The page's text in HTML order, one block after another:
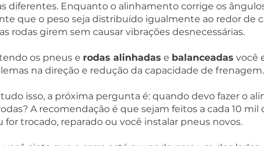
diferentes. Enquanto o alinhamento corrige os
que o peso seja distribuído igualmente ao redor de
rodas girem sem causar vibrações desnecessárias.
os pneus e rodas alinhadas e balanceadas você
na direção e redução da capacidade de
isso, a próxima pergunta é: quando devo fazer o
A recomendação é que sejam feitos a cada 10
for trocado, reparado ou você instalar pneus novos.